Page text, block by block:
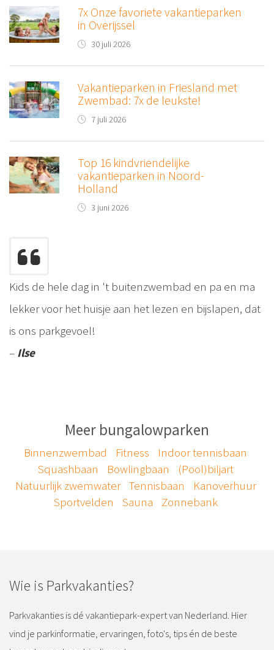
7x Onze favoriete vakantieparken
in Overijssel
30 juli 2026
Vakantieparken in Friesland met
Zwembad: 7x de leukste!
7 juli 2026
Top 16 kindvriendelijke
vakantieparken in Noord-
Holland
3 juni 2026
Kids de hele dag in 't buitenzwembad en pa en ma
lekker voor het huisje aan het lezen en bijslapen, dat
is ons parkgevoel!
– Ilse
Meer bungalowparken
Binnenzwembad Fitness
Indoor tennisbaan
Squashbaan
Bowlingbaan
(Pool)biljart
Natuurlijk zwemwater
Tennisbaan
Kanoverhuur
Sportvelden
Sauna Zonnebank
Wie is Parkvakanties?
Parkvakanties is dé vakantiepark-expert van Nederland. Hier
vind je parkinformatie, ervaringen, foto's, tips én de beste